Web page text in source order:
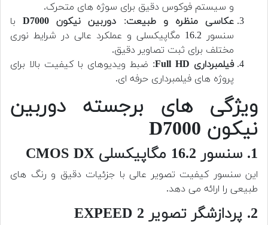
و سیستم فوکوس دقیق برای سوژه های متحرک.
عکاسی منظره و طبیعت: دوربین نیکون D7000
با
سنسور 16.2 مگاپیکسلی و عملکرد عالی در شرایط نوری
مختلف برای ثبت تصاویر دقیق.
فیلمبرداری Full HD
: ضبط ویدیوهای با کیفیت بالا برای
پروژه های فیلمبرداری حرفه ای.
ویژگی های برجسته دوربین
نیکون D7000
1. سنسور 16.2 مگاپیکسلی CMOS DX
این سنسور کیفیت تصویر عالی با جزئیات دقیق و رنگ های
طبیعی را ارائه می دهد.
2. پردازشگر تصویر EXPEED 2